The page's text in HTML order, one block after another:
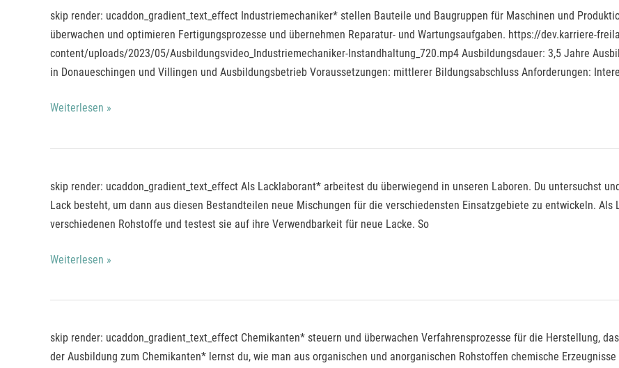
skip render: ucaddon_gradient_text_effect Industriemechaniker* stellen Bauteile und Baugruppen für Maschinen und
überwachen und optimieren Fertigungsprozesse und übernehmen Reparatur- und Wartungs­aufgaben. https://dev.karriere-
content/uploads/2023/05/Ausbildungsvideo_Industriemechaniker-Instandhaltung_720.mp4 Ausbildungsdauer: 3,5 Jahre
in Donaueschingen und Villingen und Ausbildungsbetrieb Voraussetzungen: mittlerer Bildungsabschluss Anforderungen:
Industriemechaniker*
für
Instandhaltung
Weiterlesen »
skip render: ucaddon_gradient_text_effect Als Lacklaborant* arbeitest du überwiegend in unseren Laboren. Du untersuchst
Lack besteht, um dann aus diesen Bestandteilen neue Mischungen für die verschiedensten Einsatzgebiete zu entwickeln.
verschiedenen Rohstoffe und testest sie auf ihre Verwendbarkeit für neue Lacke. So
Lacklaborant*
Weiterlesen »
skip render: ucaddon_gradient_text_effect Chemikanten* steuern und überwachen Verfahrensprozesse für die Herstellung,
der Ausbildung zum Chemikanten* lernst du, wie man aus organischen und anorganischen Rohstoffen chemische
Chemikant*